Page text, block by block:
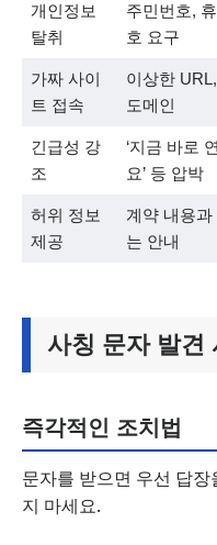
개인정보
탈취
주민번호,
호 요구
가짜 사이
트 접속
이상한
도메인
긴급성 강
조
‘지금 바로
요’ 등 압박
허위 정보
제공
계약 내용과
는 안내
사칭 문자 발견
즉각적인 조치법
문자를 받으면 우선 답
지 마세요.